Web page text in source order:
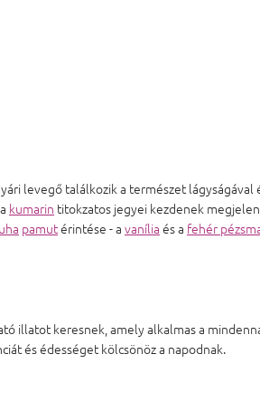
levegő találkozik a természet
kumarin titokzatos jegyei kezdenek
pamutérintése - a vanília és a fehér
illatot keresnek, amely alkalmas a
és édességet kölcsönöz a napodnak.